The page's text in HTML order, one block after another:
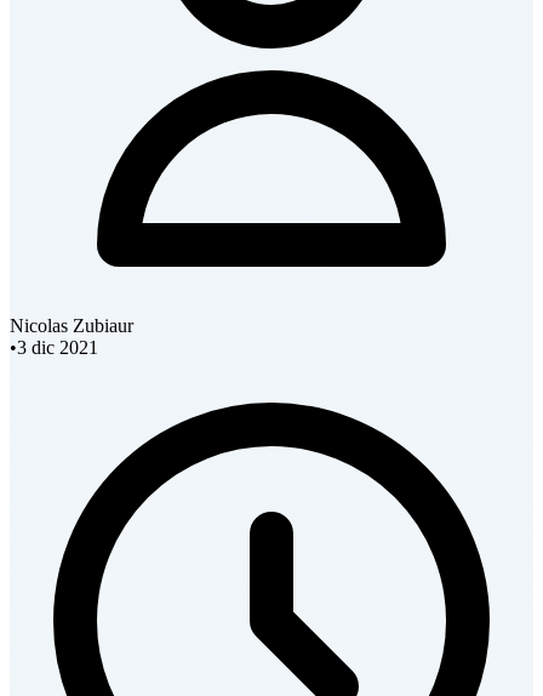
Nicolas Zubiaur
•3 dic 2021